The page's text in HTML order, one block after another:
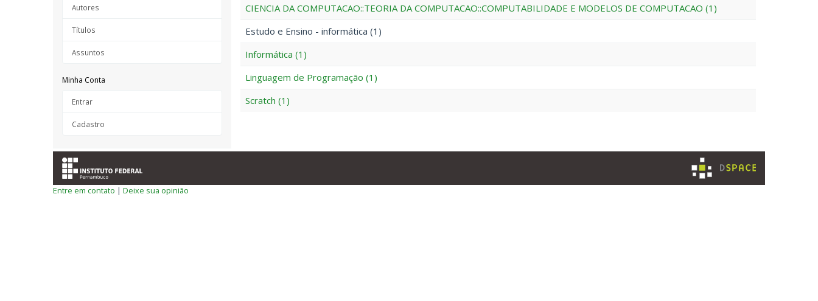
Autores
Títulos
Assuntos
Minha Conta
Entrar
Cadastro
CIENCIA DA COMPUTACAO::TEORIA DA COMPUTACAO::COMPUTABILIDADE E MODELOS DE COMPUTACAO (1)
Estudo e Ensino - informática (1)
Informática (1)
Linguagem de Programação (1)
Scratch (1)
Entre em contato | Deixe sua opinião